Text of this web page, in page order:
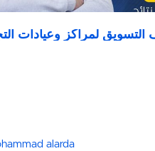
التسويق لمراكز وعيادات
alarda